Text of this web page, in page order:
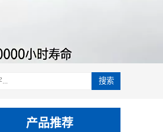
搜索
产品推荐